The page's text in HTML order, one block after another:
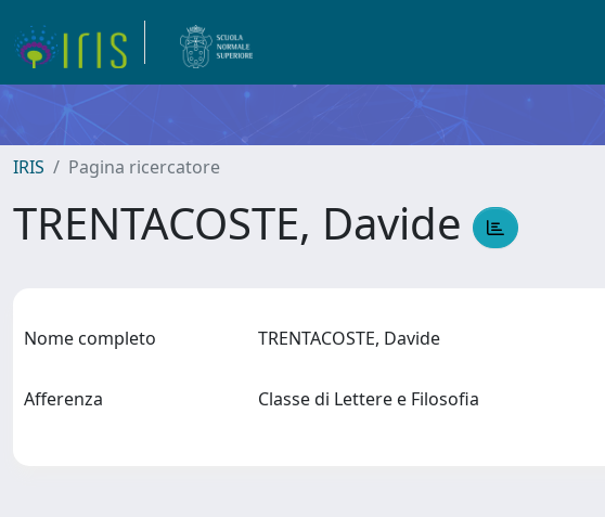
IRIS Pagina ricercatore
TRENTACOSTE, Davide
Nome completo TRENTACOSTE, Davide
Afferenza Classe di Lettere e Filosofia